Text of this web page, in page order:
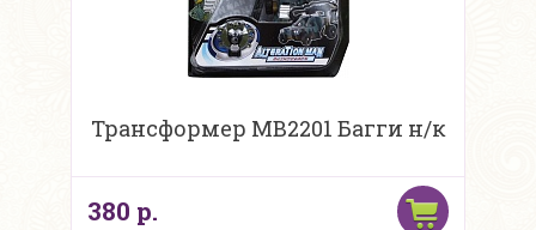
Трансформер MB2201 Багги н/к
380 р.